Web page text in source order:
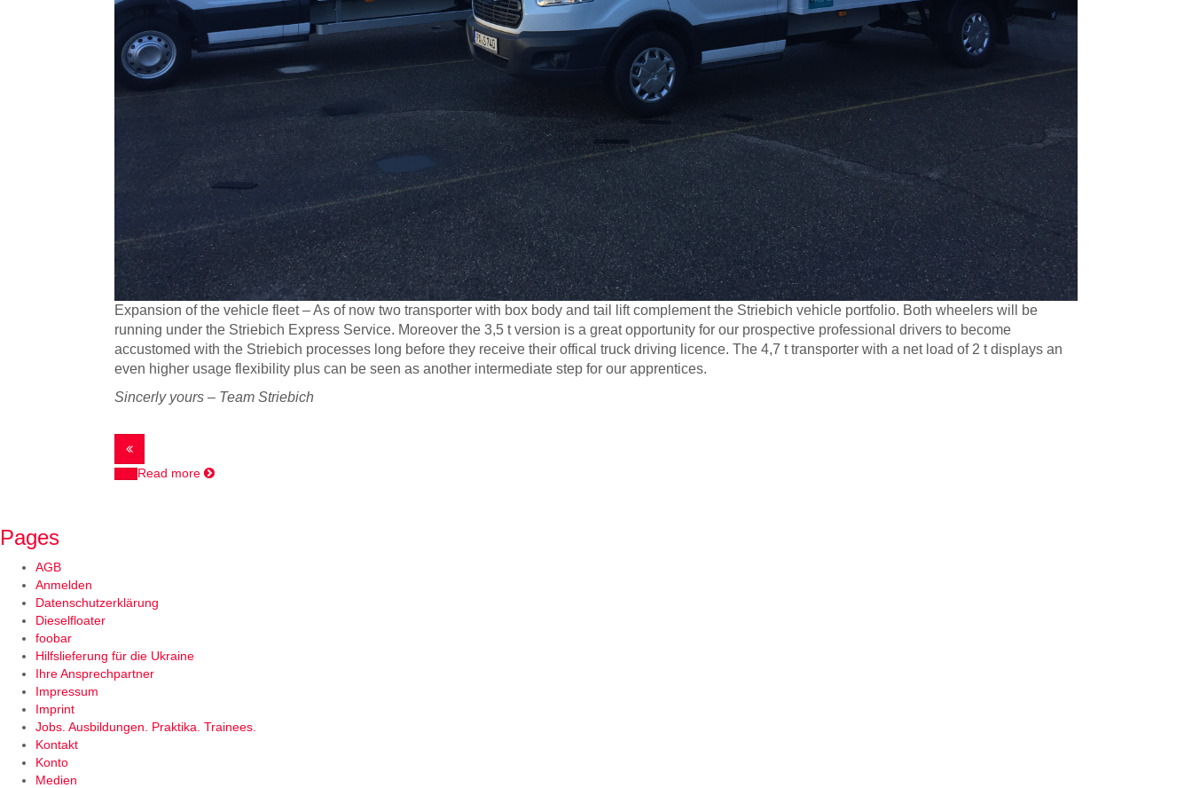
Expansion of the vehicle fleet – As of now two transporter with box body and tail lift complement the Striebich vehicle portfolio. Both wheelers will be
running under the Striebich Express Service. Moreover the 3,5 t version is a great opportunity for our prospective professional drivers to become
accustomed with the Striebich processes long before they receive their offical truck driving licence. The 4,7 t transporter with a net load of 2 t displays an
even higher usage flexibility plus can be seen as another intermediate step for our apprentices.
Sincerly yours – Team Striebich
Read more
Pages
AGB
Anmelden
Datenschutzerklärung
Dieselfloater
foobar
Hilfslieferung für die Ukraine
Ihre Ansprechpartner
Impressum
Imprint
Jobs. Ausbildungen. Praktika. Trainees.
Kontakt
Konto
Medien